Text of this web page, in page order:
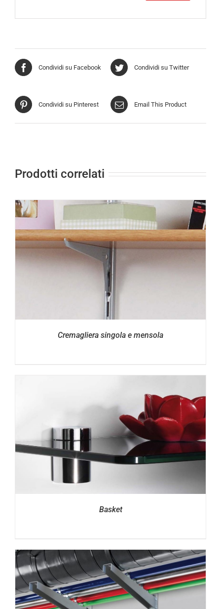
Condividi su Facebook Condividi su Twitter
Condividi su Pinterest Email This Product
Prodotti correlati
Cremagliera singola e mensola
Basket